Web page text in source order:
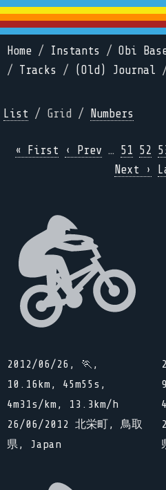
Home / Instants / Obi
/ Tracks / (Old) Journal
List / Grid / Numbers
« First ‹ Prev … 51 52
Next ›
2012/06/26, 🏃,
10.16km, 45m55s,
4m31s/km, 13.3km/h
26/06/2012 北栄町, 鳥取
県, Japan